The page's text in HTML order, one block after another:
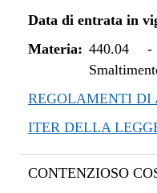
Data di entrata in
Materia: 440.04
REGOLAMENTI DI
ITER DELLA
CONTENZIOSO